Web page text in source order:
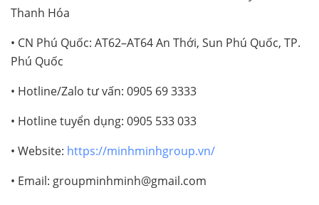
Thanh Hóa
• CN Phú Quốc: AT62–AT64 An Thới, Sun Phú Quốc, TP.
Phú Quốc
• Hotline/Zalo tư vấn: 0905 69 3333
• Hotline tuyển dụng: 0905 533 033
• Website: https://minhminhgroup.vn/
• Email: groupminhminh@gmail.com